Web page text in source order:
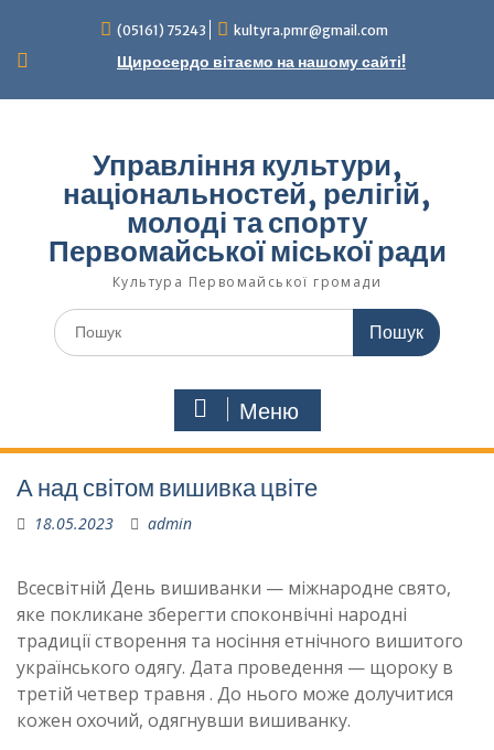
вмісту
(05161) 75243 kultyra.pmr@gmail.com
Щиросердо вітаємо на нашому сайті!
Управління культури,
національностей, релігій,
молоді та спорту
Первомайської міської ради
Культура Первомайcької громади
Шукати:
Меню
А над світом вишивка цвіте
18.05.2023 admin
Всесвітній День вишиванки — міжнародне свято,
яке покликане зберегти споконвічні народні
традиції створення та носіння етнічного вишитого
українського одягу. Дата проведення — щороку в
третій четвер травня . До нього може долучитися
кожен охочий, одягнувши вишиванку.